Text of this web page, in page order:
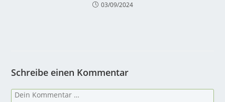
03/09/2024
Schreibe einen Kommentar